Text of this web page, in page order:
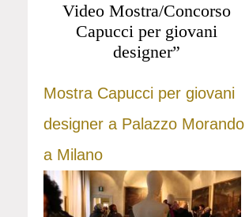
Video Mostra/Concorso
Capucci per giovani
designer”
Mostra Capucci per giovani
designer a Palazzo Morando
a Milano